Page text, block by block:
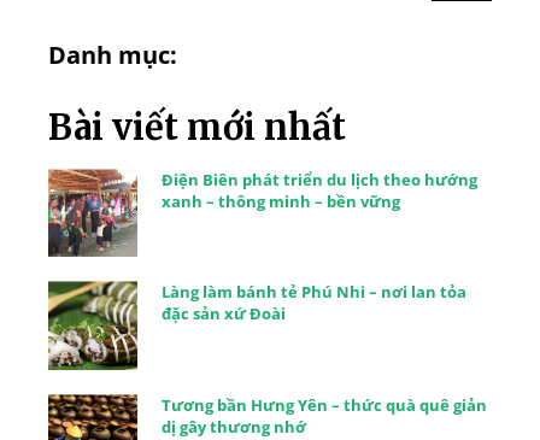
Danh mục:
Bài viết mới nhất
Điện Biên phát triển du lịch theo hướng
xanh – thông minh – bền vững
Làng làm bánh tẻ Phú Nhi – nơi lan tỏa
đặc sản xứ Đoài
Tương bần Hưng Yên – thức quà quê giản
dị gây thương nhớ